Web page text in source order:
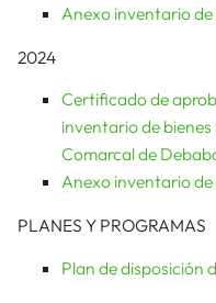
Anexo inventario
2024
Certificado de
inventario de
Comarcal de
Anexo inventario
PLANES Y PROGRAMAS
Plan de disposición